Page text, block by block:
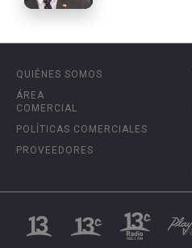
QUIÉNES SOMOS
ÁREA
COMERCIAL
POLÍTICAS COMERCIALES
PROVEEDORES